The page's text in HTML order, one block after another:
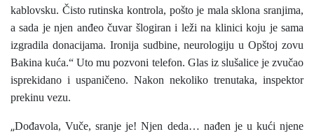
kablovsku. Čisto rutinska kontrola, pošto je mala sklona sranjima,
a sada je njen anđeo čuvar šlogiran i leži na klinici koju je sama
izgradila donacijama. Ironija sudbine, neurologiju u Opštoj zovu
Bakina kuća.“ Uto mu pozvoni telefon. Glas iz slušalice je zvučao
isprekidano i uspaničeno. Nakon nekoliko trenutaka, inspektor
prekinu vezu.
„Dođavola, Vuče, sranje je! Njen deda… nađen je u kući njene